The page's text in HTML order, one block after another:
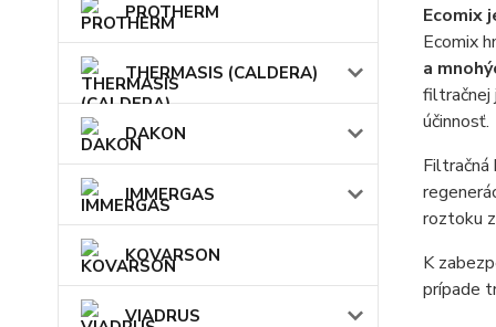
PROTHERM
THERMASIS (CALDERA)
DAKON
IMMERGAS
KOVARSON
VIADRUS
Ecomix
Ecomix
a
filtračnej
účinnosť.
roztoku
K
prípade